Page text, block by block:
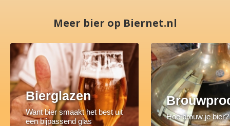
Meer bier op Biernet.nl
Bierglazen
Want bier smaakt het best uit
een bijpassend glas
Hoe brouw je bier?